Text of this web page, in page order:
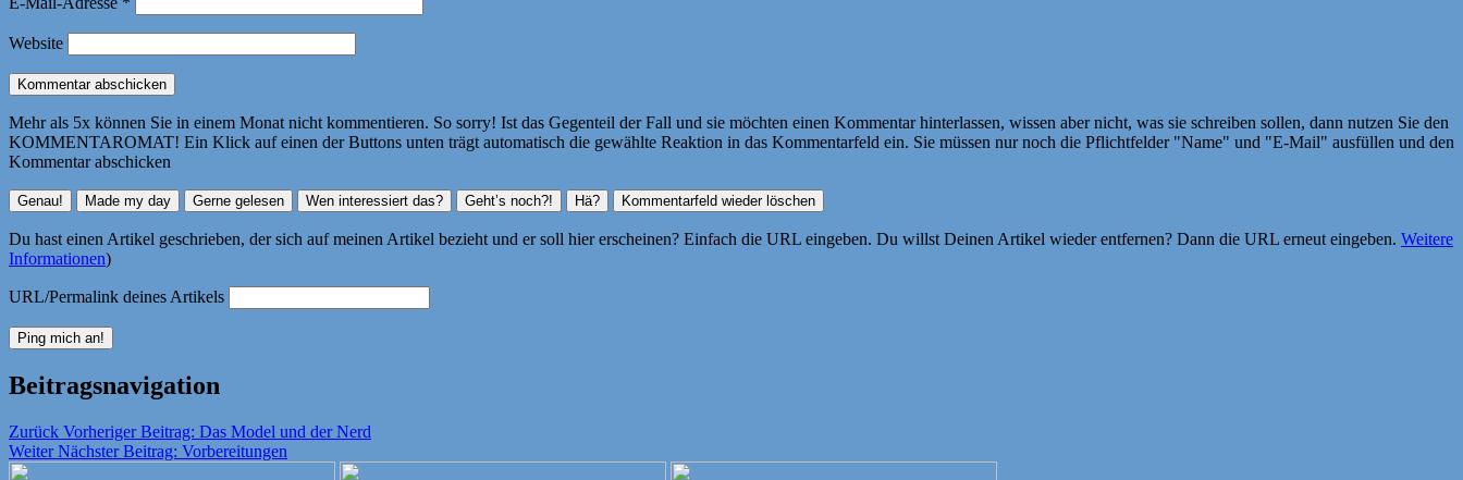
Website
Mehr als 5x können Sie in einem Monat nicht kommentieren. So sorry! Ist das Gegenteil der Fall und sie möchten einen Kommentar hinterlassen, wissen aber nicht, was sie schreiben sollen, dann nutzen Sie den
KOMMENTAROMAT! Ein Klick auf einen der Buttons unten trägt automatisch die gewählte Reaktion in das Kommentarfeld ein. Sie müssen nur noch die Pflichtfelder "Name" und "E-Mail" ausfüllen und den
Kommentar abschicken
Du hast einen Artikel geschrieben, der sich auf meinen Artikel bezieht und er soll hier erscheinen? Einfach die URL eingeben. Du willst Deinen Artikel wieder entfernen? Dann die URL erneut eingeben. Weitere
Informationen)
URL/Permalink deines Artikels
Beitragsnavigation
Zurück Vorheriger Beitrag: Das Model und der Nerd
Weiter Nächster Beitrag: Vorbereitungen